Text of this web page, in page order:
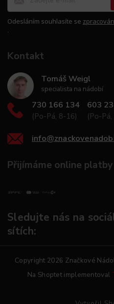
Odesláním souhlasíte se
.
Kontakt
Tomáš Weigl
specialista na nádobí
730 166 134
(Po-Pá, 8-16)
603
(Po-
info@
Přijímáme online platby
Sledujte nás na
sítích:
Copyright 2026 Značkové
Na Shoptet implementoval